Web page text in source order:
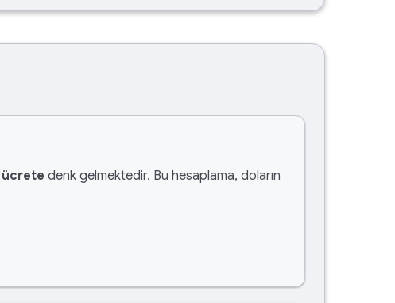
ücrete denk gelmektedir. Bu hesaplama, doların